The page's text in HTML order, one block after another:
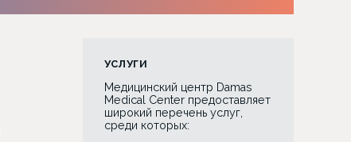
УСЛУГИ
Медицинский центр Damas
Medical Center предоставляет
широкий перечень услуг,
среди которых: